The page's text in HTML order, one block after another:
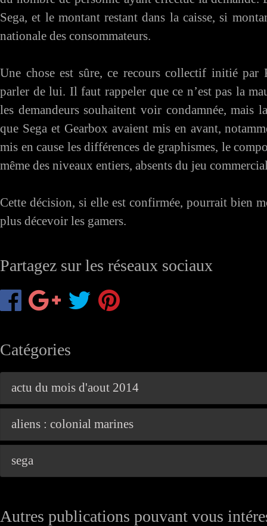
Sega, et le montant restant dans la caisse, si
nationale des consommateurs.
Une chose est sûre, ce recours collectif initié
parler de lui. Il faut rappeler que ce n’est pas la
les demandeurs souhaitent voir condamnée,
que Sega et Gearbox avaient mis en avant,
mis en cause les différences de graphismes, le
même des niveaux entiers, absents du jeu
Cette décision, si elle est confirmée, pourrait bien
plus décevoir les gamers.
Partagez sur les réseaux sociaux
Catégories
actu du mois d'aout 2014
aliens : colonial marines
sega
Autres publications pouvant vous